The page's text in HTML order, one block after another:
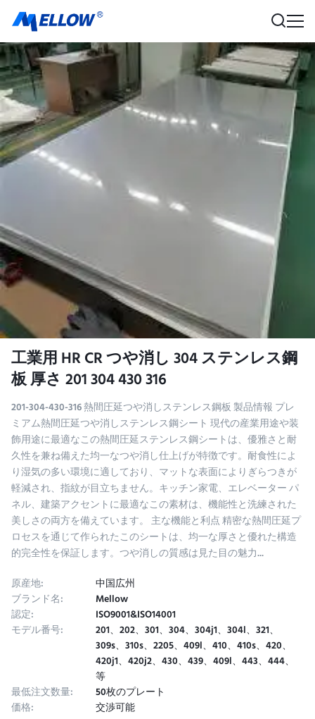
工業用 HR CR つや消し 304 ステンレス鋼
板 厚さ 201 304 430 316
201-304-430-316 熱間圧延つや消しステンレス鋼板 製品情報 プレ
ミアム熱間圧延つや消しステンレス鋼シート 現代の産業用途や装
飾用途に最適なこの熱間圧延ステンレス鋼シートは、優雅さと耐
久性を兼ね備えた均一なつや消し仕上げが特徴です。耐食性によ
り湿気の多い環境に適しており、マットな表面によりぎらつきが
軽減され、指紋が目立ちません。キッチン家電、エレベーター パ
ネル、建築アクセントに最適なこの素材は、機能性と洗練された
美しさの両方を備えています。 主な機能と利点 精密な熱間圧延プ
ロセスを通じて作られたこのシートは、均一な厚さと優れた構造
的完全性を保証します。つや消しの質感は見た目の魅力...
原産地:
中国広州
ブランド名: Mellow
認定: ISO9001&ISO14001
モデル番号: 201、202、301、304、304j1、304l、321、
309s、310s、2205、409l、410、410s、420、
420j1、420j2、430、439、409l、443、444、
等
最低注文数量: 50枚のプレート
価格: 交渉可能